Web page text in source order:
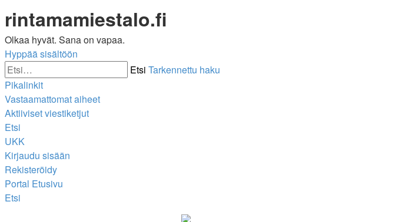
rintamamiestalo.fi
Olkaa hyvät. Sana on vapaa.
Hyppää sisältöön
Etsi Tarkennettu haku
Pikalinkit
Vastaamattomat aiheet
Aktiiviset viestiketjut
Etsi
UKK
Kirjaudu sisään
Rekisteröidy
Portal Etusivu
Etsi